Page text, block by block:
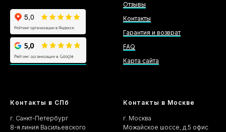
Отзывы
Контакты
Гарантия и возврат
FAQ
Карта сайта
Контакты в СПб
г. Санкт-Петербург
8-я линия Васильевского
Контакты в Москве
г. Москва
Можайское шоссе, д.5 офис